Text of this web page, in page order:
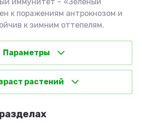
к поражениям антрокнозом и
к зимним оттепелям.
Параметры
растений